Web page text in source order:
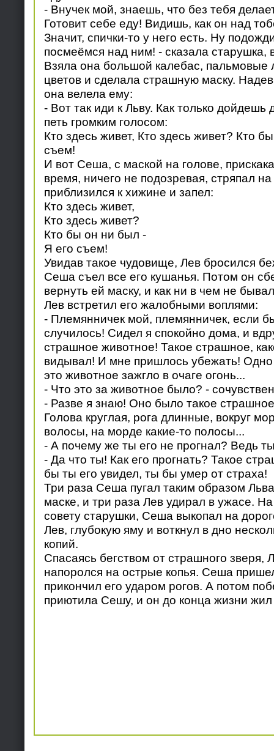
- Внучек мой, знаешь, что без тебя
Готовит себе еду! Видишь, как он над
Значит, спички-то у него есть. Ну
посмеёмся над ним! - сказала старушка,
Взяла она большой калебас, пальмовые
цветов и сделала страшную маску.
она велела ему:
- Вот так иди к Льву. Как только дойдешь
петь громким голосом:
Кто здесь живет, Кто здесь живет? Кто
съем!
И вот Сеша, с маской на голове,
время, ничего не подозревая, стряпал
приблизился к хижине и запел:
Кто здесь живет,
Кто здесь живет?
Кто бы он ни был -
Я его съем!
Увидав такое чудовище, Лев бросился
Сеша съел все его кушанья. Потом он
вернуть ей маску, и как ни в чем не
Лев встретил его жалобными воплями:
- Племянничек мой, племянничек, если
случилось! Сидел я спокойно дома, и
страшное животное! Такое страшное,
видывал! И мне пришлось убежать! Одно
это животное зажгло в очаге огонь...
- Что это за животное было? -
- Разве я знаю! Оно было такое
Голова круглая, рога длинные, вокруг
волосы, на морде какие-то полосы...
- А почему же ты его не прогнал? Ведь
- Да что ты! Как его прогнать? Такое
бы ты его увидел, ты бы умер от страха!
Три раза Сеша пугал таким образом
маске, и три раза Лев удирал в ужасе.
совету старушки, Сеша выкопал на
Лев, глубокую яму и воткнул в дно
копий.
Спасаясь бегством от страшного зверя,
напоролся на острые копья. Сеша
прикончил его ударом рогов. А потом
приютила Сешу, и он до конца жизни жил